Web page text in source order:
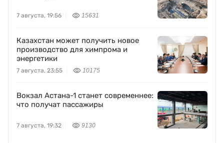
7 августа, 19:56 15631
Казахстан может получить новое
производство для химпрома и
энергетики
7 августа, 23:55 10175
Вокзал Астана-1 станет современнее:
что получат пассажиры
7 августа, 19:32 9130